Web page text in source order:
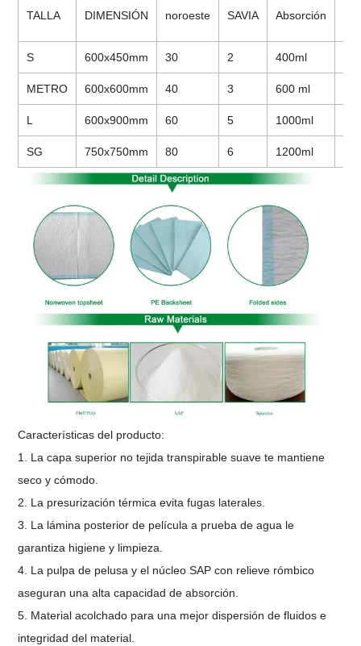
TALLA DIMENSIÓN noroeste SAVIA Absorción
S 600x450mm 30 2 400ml
METRO 600x600mm 40 3 600 ml
L 600x900mm 60 5 1000ml
SG 750x750mm 80 6 1200ml
Características del producto:
1. La capa superior no tejida transpirable suave te mantiene
seco y cómodo.
2. La presurización térmica evita fugas laterales.
3. La lámina posterior de película a prueba de agua le
garantiza higiene y limpieza.
4. La pulpa de pelusa y el núcleo SAP con relieve rómbico
aseguran una alta capacidad de absorción.
5. Material acolchado para una mejor dispersión de fluidos e
integridad del material.